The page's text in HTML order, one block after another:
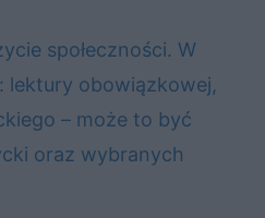
społeczności. W
lektury obowiązkowej,
– może to być
oraz wybranych